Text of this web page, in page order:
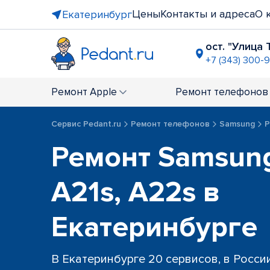
ЕкатеринбургЦеныКонтакты и адресаО
ост. "Улица
+7 (343) 300-
+7 (343) 301-
ТРЦ "Veer
+7 (343)
+7 (343)
ост.
+7 (343)
ост.
+7 (343)
Ремонт Apple Ремонт телефонов
Сервис Pedant.ru Ремонт телефонов Samsung
Ремонт
A21s, A22s в
Екатеринбурге
В Екатеринбурге 20 сервисов, в